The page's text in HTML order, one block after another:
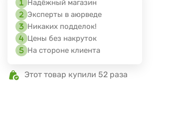
Надёжный магазин
Эксперты в аюрведе
Никаких подделок!
Цены без накруток
На стороне клиента
Этот товар купили 52 раза